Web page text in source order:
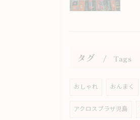
タグ Tags
おしゃれ おんまく
アクロスプラザ児島